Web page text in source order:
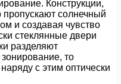
Конструкции,
солнечный
и создавая чувство
стеклянные двери
разделяют
то
с этим оптически